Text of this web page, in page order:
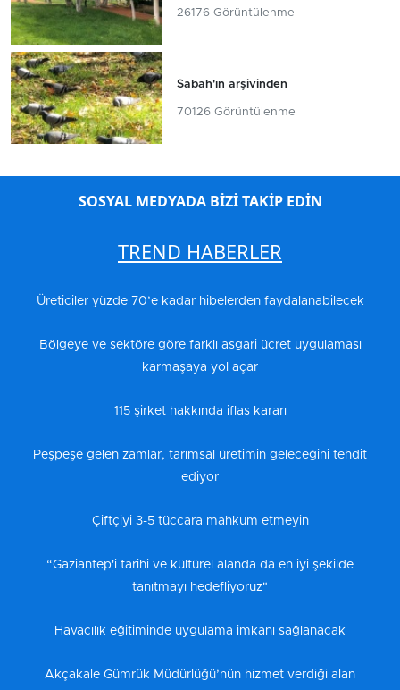
26176 Görüntülenme
Sabah'ın arşivinden
70126 Görüntülenme
SOSYAL MEDYADA BİZİ TAKİP EDİN
TREND HABERLER
Üreticiler yüzde 70’e kadar hibelerden faydalanabilecek
Bölgeye ve sektöre göre farklı asgari ücret uygulaması
karmaşaya yol açar
115 şirket hakkında iflas kararı
Peşpeşe gelen zamlar, tarımsal üretimin geleceğini tehdit
ediyor
Çiftçiyi 3-5 tüccara mahkum etmeyin
“Gaziantep'i tarihi ve kültürel alanda da en iyi şekilde
tanıtmayı hedefliyoruz"
Havacılık eğitiminde uygulama imkanı sağlanacak
Akçakale Gümrük Müdürlüğü’nün hizmet verdiği alan